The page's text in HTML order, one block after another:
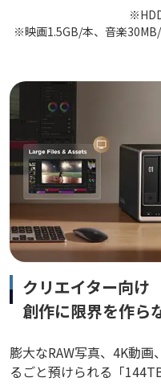
※映画1.5GB/本、音楽
クリエイター向け
創作に限界を作ら
膨大なRAW写真、4K動
るごと預けられる「